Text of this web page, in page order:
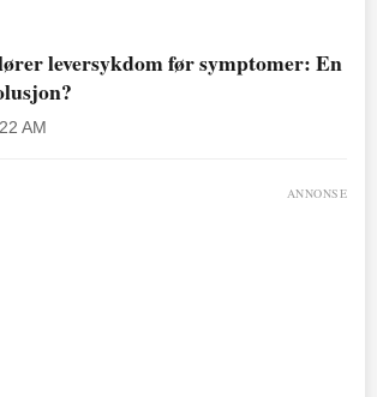
leversykdom før symptomer: En
AM
ANNONSE